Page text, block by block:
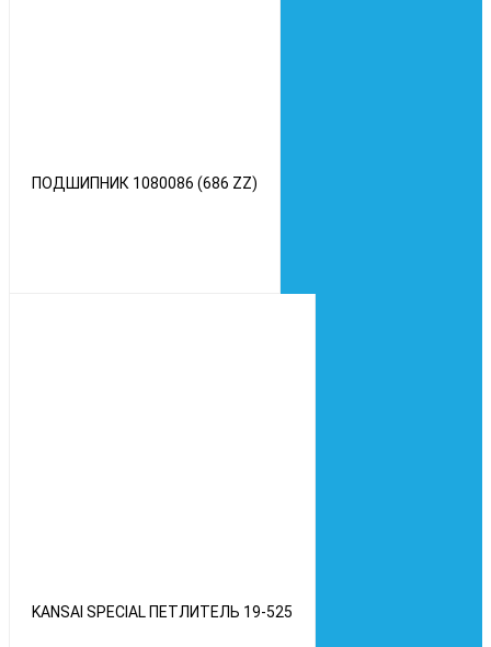
ПОДШИПНИК 1080086 (686 ZZ)
KANSAI SPECIAL ПЕТЛИТЕЛЬ 19-525